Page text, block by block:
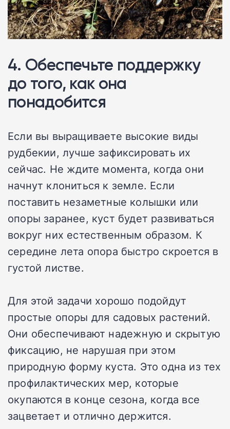
4. Обеспечьте поддержку
до того, как она
понадобится
Если вы выращиваете высокие виды
рудбекии, лучше зафиксировать их
сейчас. Не ждите момента, когда они
начнут клониться к земле. Если
поставить незаметные колышки или
опоры заранее, куст будет развиваться
вокруг них естественным образом. К
середине лета опора быстро скроется в
густой листве.
Для этой задачи хорошо подойдут
простые опоры для садовых растений.
Они обеспечивают надежную и скрытую
фиксацию, не нарушая при этом
природную форму куста. Это одна из тех
профилактических мер, которые
окупаются в конце сезона, когда все
зацветает и отлично держится.